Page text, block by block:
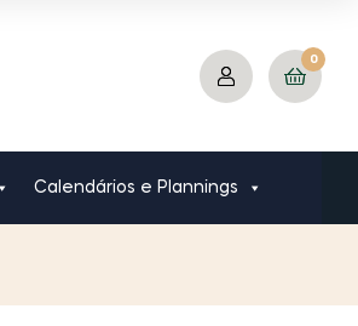
0
Calendários e Plannings